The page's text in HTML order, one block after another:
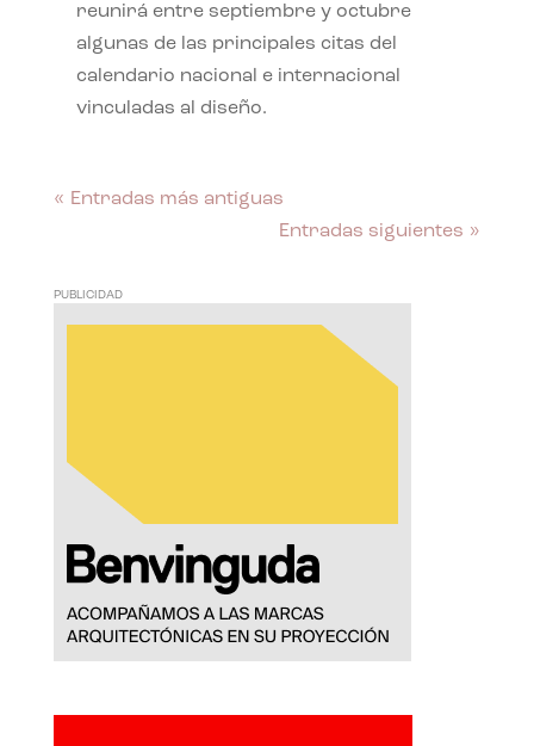
reunirá entre septiembre y octubre
algunas de las principales citas del
calendario nacional e internacional
vinculadas al diseño.
« Entradas más antiguas
Entradas siguientes »
PUBLICIDAD